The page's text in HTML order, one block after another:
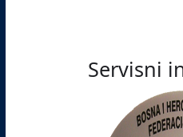
Servisni